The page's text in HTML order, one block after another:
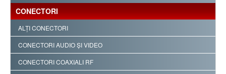
CONECTORI
ALŢI CONECTORI
CONECTORI AUDIO ŞI VIDEO
CONECTORI COAXIALI RF